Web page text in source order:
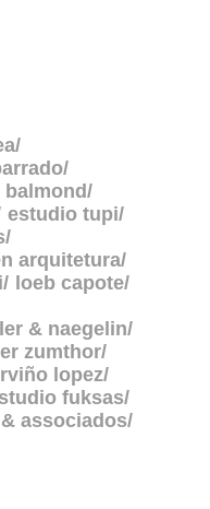
estudio tupi
arquitetura
loeb capote
& naegelin
zumthor
lopez
studio fuksas
associados